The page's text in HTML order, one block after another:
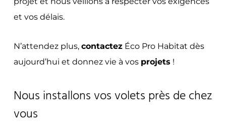
et vos délais.
N’attendez plus, contactezÉco Pro Habitat dès
aujourd’hui et donnez vie à vos projets !
Nous installons vos volets près de chez
vous